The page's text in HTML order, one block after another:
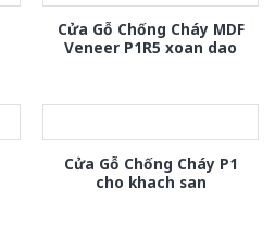
Cửa Gỗ Chống Cháy MDF
Veneer P1R5 xoan dao
Cửa Gỗ Chống Cháy P1
cho khach san